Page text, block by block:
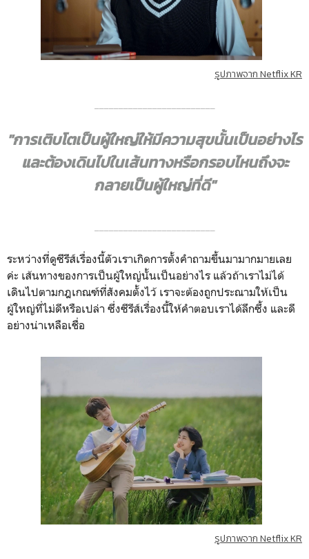
รูปภาพจาก Netflix KR
"การเติบโตเป็นผู้ใหญ่ให้มีความสุขนั้นเป็นอย่างไร
และต้องเดินไปในเส้นทางหรือกรอบไหนถึงจะ
กลายเป็นผู้ใหญ่ที่ดี"
ระหว่างที่ดูซีรีส์เรื่องนี้ตัวเราเกิดการตั้งคำถามขึ้นมามากมายเลย
ค่ะ เส้นทางของการเป็นผู้ใหญ่นั้นเป็นอย่างไร แล้วถ้าเราไม่ได้
เดินไปตามกฎเกณฑ์ที่สังคมตั้งไว้ เราจะต้องถูกประณามให้เป็น
ผู้ใหญ่ที่ไม่ดีหรือเปล่า ซึ่งซีรีส์เรื่องนี้ให้คำตอบเราได้ลึกซึ้ง และดี
อย่างน่าเหลือเชื่อ
รูปภาพจาก Netflix KR